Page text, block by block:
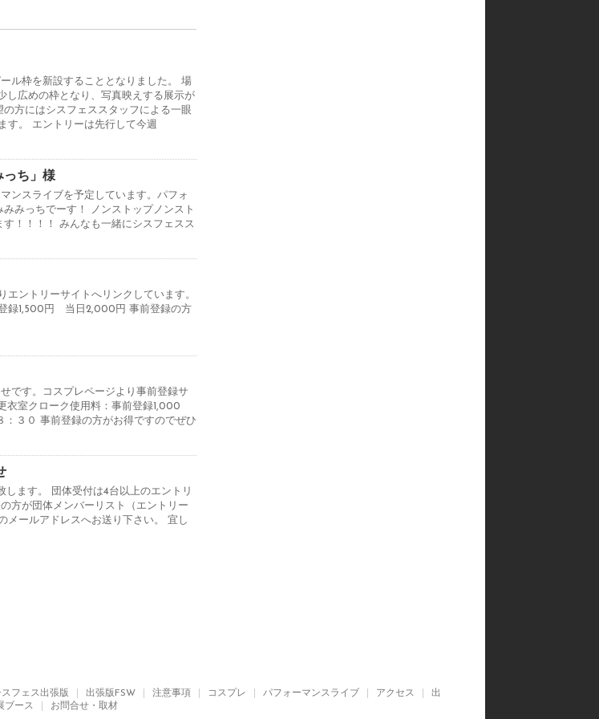
ル枠を新設することとなりました。 場
し広めの枠となり、写真映えする展示が
方にはシスフェススタッフによる一眼
す。 エントリーは先行して今週
ち」様
ンスライブを予定しています。パフォ
みっちでーす！ ノンストップノンスト
！！！！ みんなも一緒にシスフェスス
ントリーサイトへリンクしています。
録1,500円 当日2,000円 事前登録の方
です。コスプレページより事前登録サ
室クローク使用料：事前登録1,000
３０ 事前登録の方がお得ですのでぜひ
ます。 団体受付は4台以上のエントリ
方が団体メンバーリスト（エントリー
ールアドレスへお送り下さい。 宜し
スフェス出張版 出張版FSW 注意事項 コスプレ パフォーマンスライブ アクセス
出
ブース
お問合せ・取材